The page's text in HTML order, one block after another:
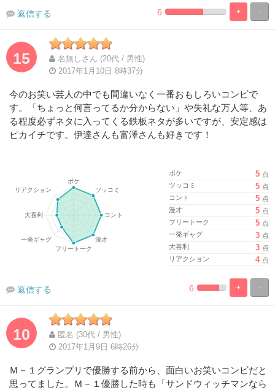
-
+
%
100%
6
返信する
15
名無しさん (20代 / 男性)
2017年1月10日 8時37分
今のお笑い芸人の中でも間違いなく一番おもしろいコンビで
す。「ちょっと何言ってるか分からない」や失礼な万人等、あ
る程度必ずネタに入ってくる鉄板ネタが多いですが、安定感は
ピカイチです。伊達さんも富澤さんも好きです！
ボケ 5 点
ツッコミ
5 点
コント
5 点
漫才
5 点
フリートーク
5 点
一発ギャグ
3 点
大喜利
3 点
リアクション
4 点
-
+
%
100%
6
返信する
10
匿名 (30代 / 男性)
2017年1月9日 6時26分
Ｍ－１グランプリで優勝する前から、面白いお笑いコンビだと
思ってました。Ｍ－１優勝した時も「サンドウィッチマンなら